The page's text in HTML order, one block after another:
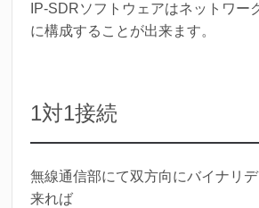
IP-SDRソフトウェアはネットワー
に構成することが出来ます。
1対1接続
無線通信部にて双方向にバイナリ
来れば